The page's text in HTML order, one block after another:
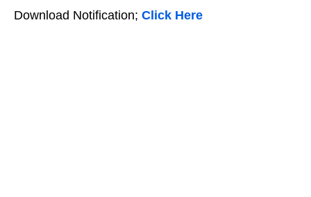
Download Notification; Click Here